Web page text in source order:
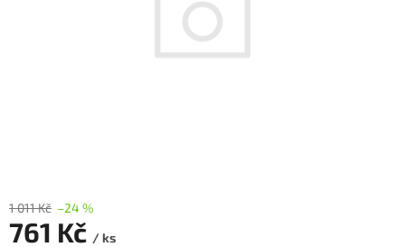
1 011 Kč –24 %
761 Kč / ks